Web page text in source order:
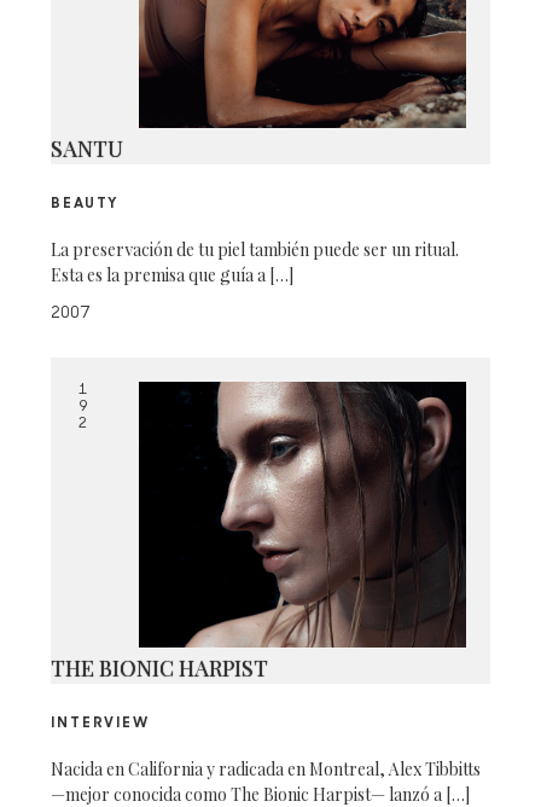
SANTU
BEAUTY
La preservación de tu piel también puede ser un ritual.
Esta es la premisa que guía a […]
2007
1
9
2
THE BIONIC HARPIST
INTERVIEW
Nacida en California y radicada en Montreal, Alex Tibbitts
—mejor conocida como The Bionic Harpist— lanzó a […]